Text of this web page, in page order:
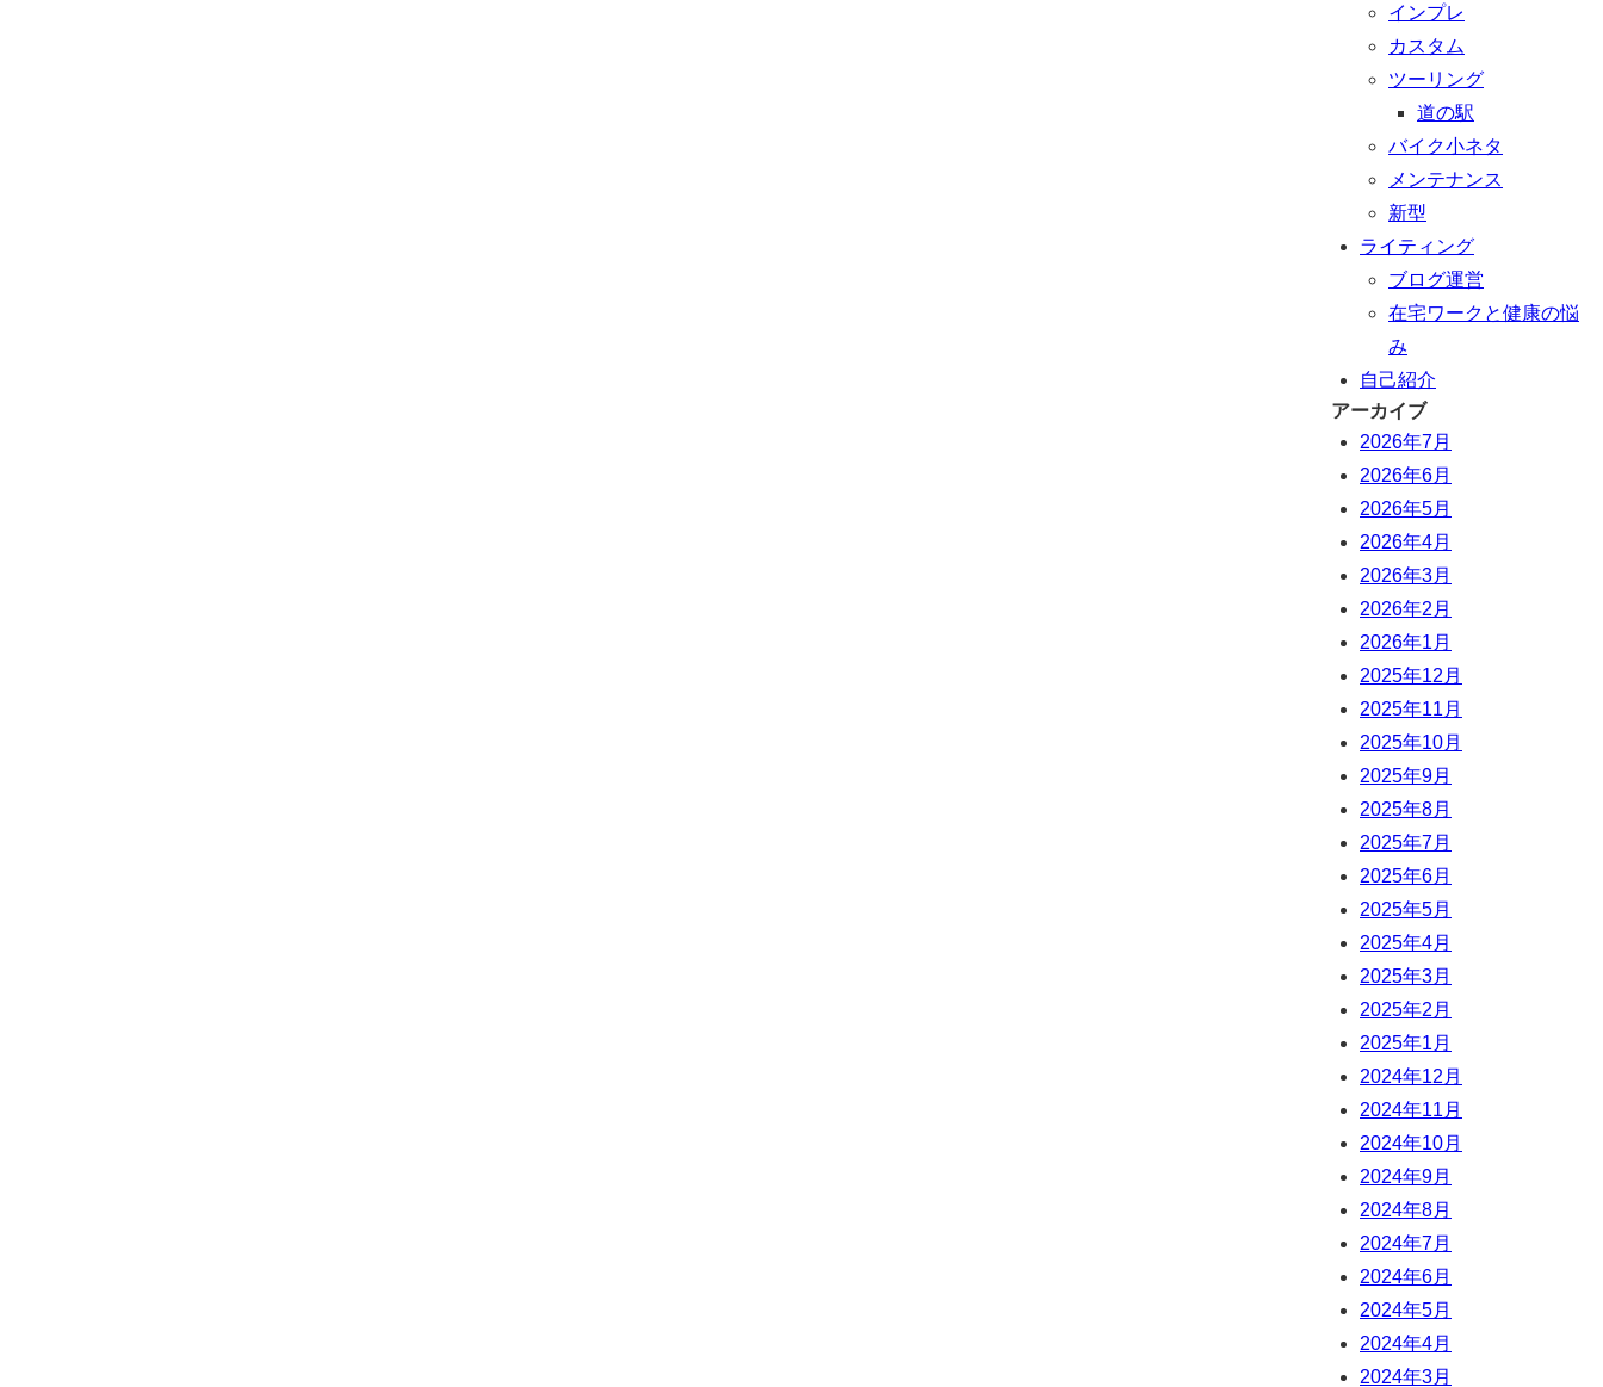
インプレ
カスタム
ツーリング
道の駅
バイク小ネタ
メンテナンス
新型
ライティング
ブログ運営
在宅ワークと健康の悩
み
自己紹介
アーカイブ
2026年7月
2026年6月
2026年5月
2026年4月
2026年3月
2026年2月
2026年1月
2025年12月
2025年11月
2025年10月
2025年9月
2025年8月
2025年7月
2025年6月
2025年5月
2025年4月
2025年3月
2025年2月
2025年1月
2024年12月
2024年11月
2024年10月
2024年9月
2024年8月
2024年7月
2024年6月
2024年5月
2024年4月
2024年3月